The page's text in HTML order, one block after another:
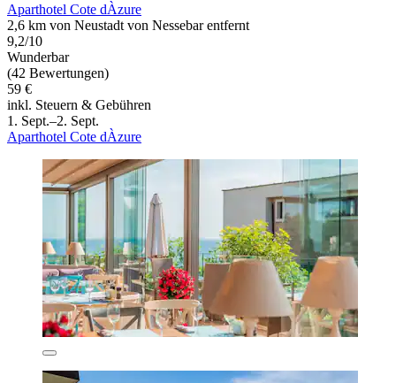
Aparthotel Cote dÀzure
2,6 km von Neustadt von Nessebar entfernt
9,2/10
Wunderbar
(42 Bewertungen)
59 €
inkl. Steuern & Gebühren
1. Sept.–2. Sept.
Aparthotel Cote dÀzure